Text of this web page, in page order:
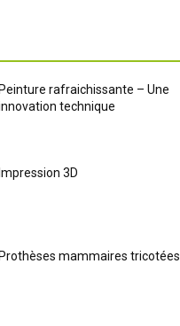
Peinture rafraichissante – Une
technique
Impression 3D
Prothèses mammaires tricotées